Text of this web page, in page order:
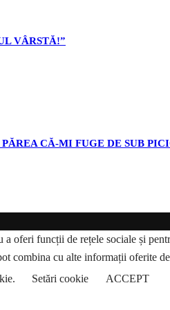
VÂRSTĂ!”
CĂ-MI FUGE DE SUB
oferi funcții de rețele sociale și
combina cu alte informații oferite
Setări cookie ACCEPT